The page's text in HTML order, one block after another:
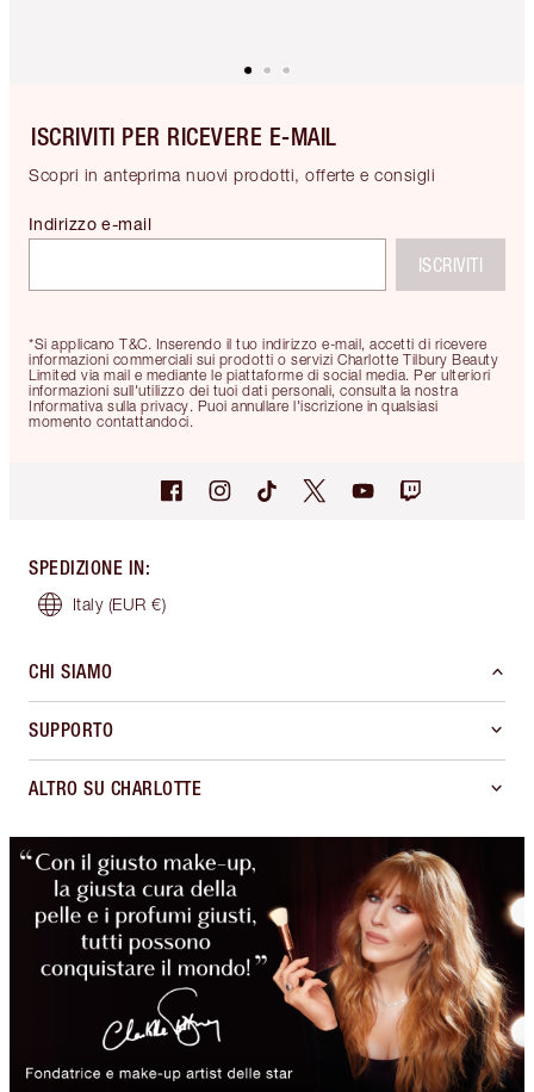
ISCRIVITI PER RICEVERE E-MAIL
Scopri in anteprima nuovi prodotti, offerte e consigli
*Si applicano T&C. Inserendo il tuo indirizzo e-mail, accetti di ricevere
informazioni commerciali sui prodotti o servizi Charlotte Tilbury Beauty
Limited via mail e mediante le piattaforme di social media. Per ulteriori
informazioni sull'utilizzo dei tuoi dati personali, consulta la nostra
Informativa sulla privacy. Puoi annullare l'iscrizione in qualsiasi
momento contattandoci.
Indirizzo e-mail
ISCRIVITI
SPEDIZIONE IN:
Italy (EUR €)
CHI SIAMO
SUPPORTO
ALTRO SU CHARLOTTE